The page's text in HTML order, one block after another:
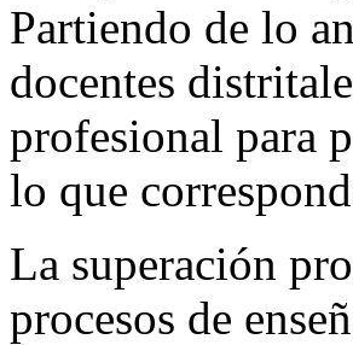
Partiendo de lo
docentes
profesional para
lo que
La superación
procesos de